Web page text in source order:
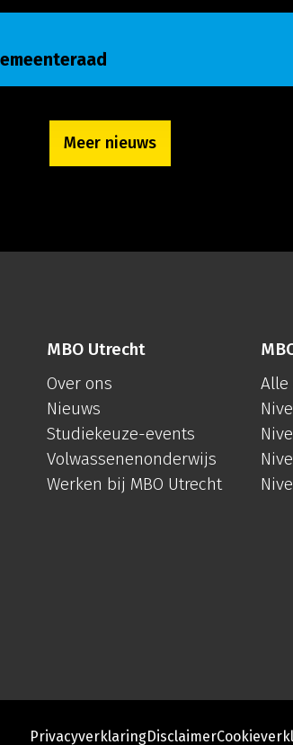
Meer nieuws
MBO Utrecht
Over ons
Nieuws
Studiekeuze-events
Volwassenenonderwijs
Werken bij MBO Utrecht
Alle
PrivacyverklaringDisclaimer